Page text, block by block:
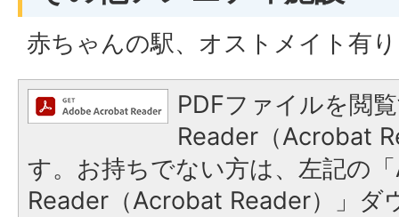
赤ちゃんの駅、オストメイト有り
PDFファイルを閲
Reader（Acrobat
す。お持ちでない方は、左記の
Reader（Acrobat Reader）」ダ